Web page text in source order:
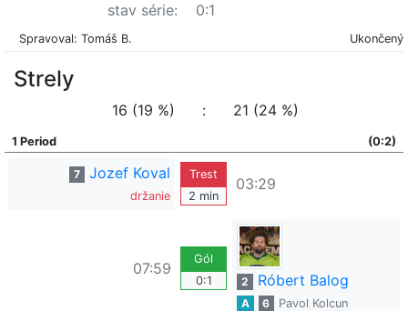
stav série:
0:1
Spravoval: Tomáš B. Ukončený
Strely
16 (19 %) : 21 (24 %)
1 Period (0:2)
7 Jozef Koval
držanie
Trest
2 min
03:29
07:59
Gól
0:1
2 Róbert Balog
A 6 Pavol Kolcun